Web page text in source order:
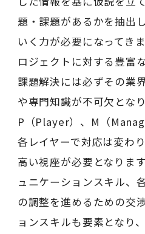
題・課題があるかを抽出
いく力が必要になってき
ロジェクトに対する豊富
課題解決には必ずその業
や専門知識が不可欠とな
P（Player）、M（
各レイヤーで対応は変わ
高い視座が必要となりま
ュニケーションスキル、
の調整を進めるための交
ョンスキルも要素となり